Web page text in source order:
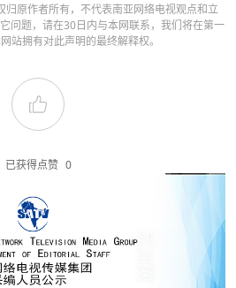
归原作者所有，不代表南亚网络电视观点和立
问题，请在30日内与本网联系，我们将在第一
站拥有对此声明的最终解释权。
已获得点赞 0